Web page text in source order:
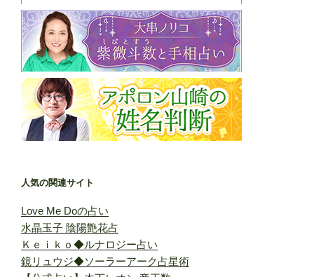
人気の関連サイト
Love Me Doの占い
水晶玉子 陰陽艶花占
Ｋｅｉｋｏ◆ルナロジー占い
鏡リュウジ◆ソーラーアーク占星術